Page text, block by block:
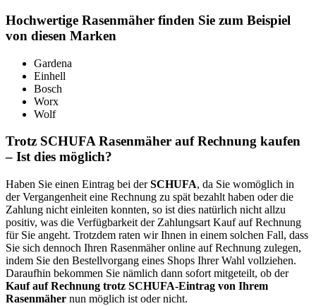
Hochwertige Rasenmäher finden Sie zum Beispiel
von diesen Marken
Gardena
Einhell
Bosch
Worx
Wolf
Trotz SCHUFA Rasenmäher auf Rechnung kaufen
– Ist dies möglich?
Haben Sie einen Eintrag bei derSCHUFA, da Sie womöglich in
der Vergangenheit eine Rechnung zu spät bezahlt haben oder die
Zahlung nicht einleiten konnten, so ist dies natürlich nicht allzu
positiv, was die Verfügbarkeit der Zahlungsart Kauf auf Rechnung
für Sie angeht. Trotzdem raten wir Ihnen in einem solchen Fall, dass
Sie sich dennoch Ihren Rasenmäher online auf Rechnung zulegen,
indem Sie den Bestellvorgang eines Shops Ihrer Wahl vollziehen.
Daraufhin bekommen Sie nämlich dann sofort mitgeteilt, ob der
Kauf auf Rechnung trotz SCHUFA-Eintrag von Ihrem
Rasenmäher nun möglich ist oder nicht.